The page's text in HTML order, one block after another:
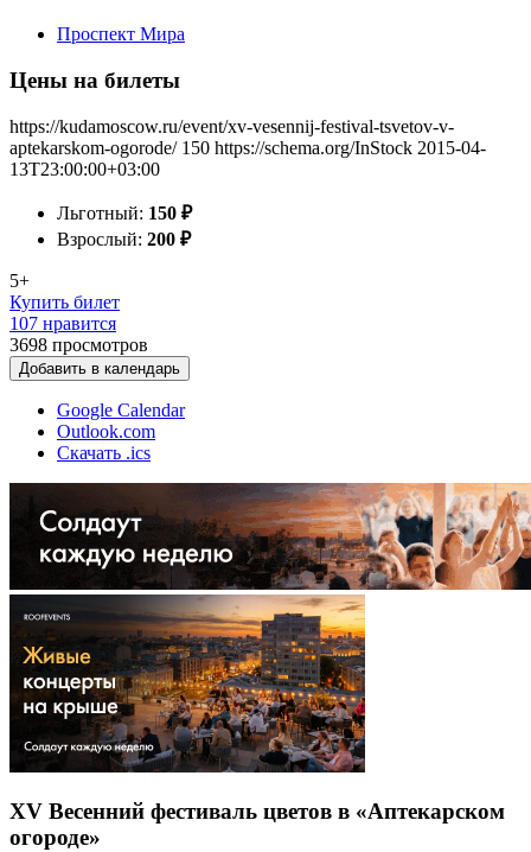
Проспект Мира
Цены на билеты
https://kudamoscow.ru/event/xv-vesennij-festival-tsvetov-v-
aptekarskom-ogorode/ 150 https://schema.org/InStock 2015-04-
13T23:00:00+03:00
Льготный: 150 ₽
Взрослый: 200 ₽
5+
Купить билет
107 нравится
3698 просмотров
Добавить в календарь
Google Calendar
Outlook.com
Скачать .ics
XV Весенний фестиваль цветов в «Аптекарском
огороде»